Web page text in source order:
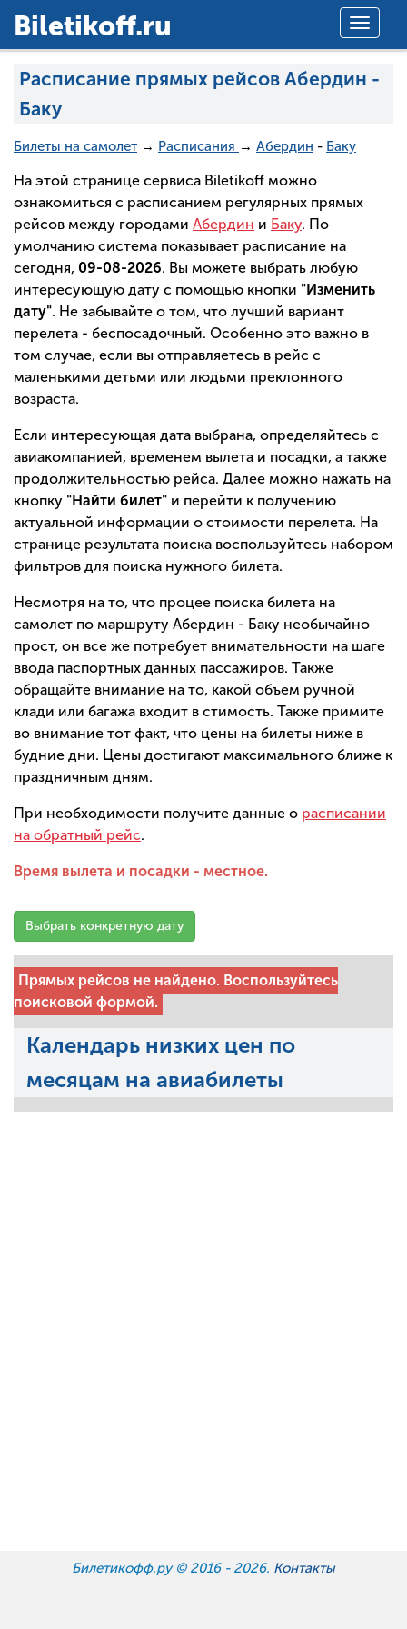
Toggle
Вiletikoff.ru
Расписание прямых рейсов Абердин -
Баку
Билеты на самолет → Расписания → Абердин - Баку
На этой странице сервиса Biletikoff можно
ознакомиться с расписанием регулярных прямых
рейсов между городами Абердин и Баку. По
умолчанию система показывает расписание на
сегодня, 09-08-2026. Вы можете выбрать любую
интересующую дату с помощью кнопки "Изменить
дату". Не забывайте о том, что лучший вариант
перелета - беспосадочный. Особенно это важно в
том случае, если вы отправляетесь в рейс с
маленькими детьми или людьми преклонного
возраста.
Если интересующая дата выбрана, определяйтесь с
авиакомпанией, временем вылета и посадки, а также
продолжительностью рейса. Далее можно нажать на
кнопку "Найти билет" и перейти к получению
актуальной информации о стоимости перелета. На
странице результата поиска воспользуйтесь набором
фильтров для поиска нужного билета.
Несмотря на то, что процее поиска билета на
самолет по маршруту Абердин - Баку необычайно
прост, он все же потребует внимательности на шаге
ввода паспортных данных пассажиров. Также
обращайте внимание на то, какой объем ручной
клади или багажа входит в стимость. Также примите
во внимание тот факт, что цены на билеты ниже в
будние дни. Цены достигают максимального ближе к
праздничным дням.
При необходимости получите данные о расписании
на обратный рейс.
Время вылета и посадки - местное.
Выбрать конкретную дату
Прямых рейсов не найдено. Воспользуйтесь
поисковой формой.
Календарь низких цен по
месяцам на авиабилеты
Билетикофф.ру © 2016 - 2026. Контакты